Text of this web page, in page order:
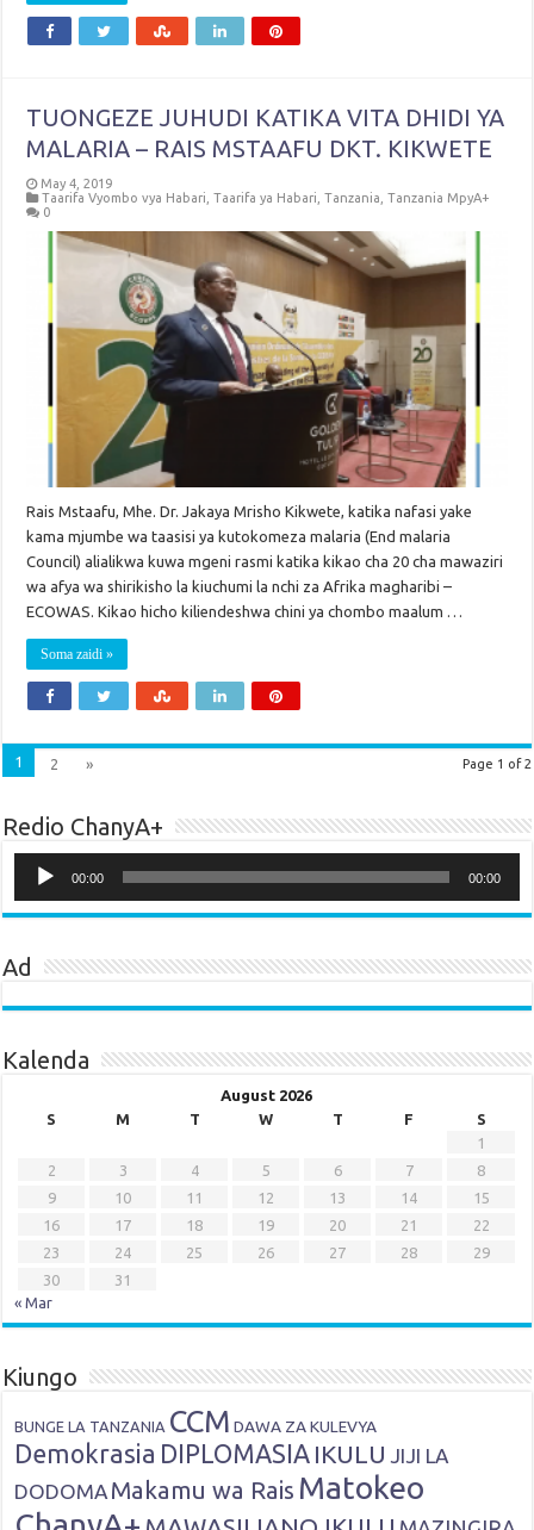
TUONGEZE JUHUDI KATIKA VITA DHIDI YA
MALARIA – RAIS MSTAAFU DKT. KIKWETE
May 4, 2019
Taarifa Vyombo vya Habari ,Taarifa ya Habari ,Tanzania ,Tanzania MpyA+
0
Rais Mstaafu, Mhe. Dr. Jakaya Mrisho Kikwete, katika nafasi yake
kama mjumbe wa taasisi ya kutokomeza malaria (End malaria
Council) alialikwa kuwa mgeni rasmi katika kikao cha 20 cha mawaziri
wa afya wa shirikisho la kiuchumi la nchi za Afrika magharibi –
ECOWAS. Kikao hicho kiliendeshwa chini ya chombo maalum …
Soma zaidi »
Page 1 of 2
1 2 »
Redio ChanyA+
Player
00:00 00:00
Ad
Kalenda
August 2026
S
M T W T F
S
1
2
3 4 5 6 7
8
9
10 11 12 13 14
15
16
17 18 19 20 21
22
23
24 25 26 27 28
29
30
31
« Mar
Kiungo
BUNGE LA TANZANIA CCM DAWA ZA KULEVYA
Demokrasia DIPLOMASIA IKULU JIJI LA
DODOMA Makamu wa Rais Matokeo